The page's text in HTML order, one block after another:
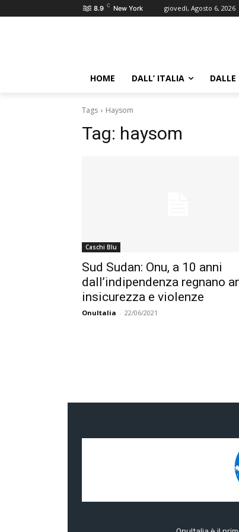
8.9 C New York giovedì, Agosto 6, 2026
HOME DALL’ ITALIA DALLE
Tags Haysom
Tag: haysom
Caschi Blu
Sud Sudan: Onu, a 10 anni
dall’indipendenza regnano
insicurezza e violenze
OnuItalia - 22/06/2021